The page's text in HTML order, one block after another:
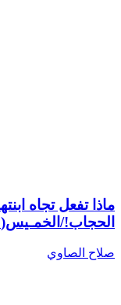
الحجاب!/الخمـيس(21-11-2020م)فتاوى علي الهواء
صلاح الصاوي